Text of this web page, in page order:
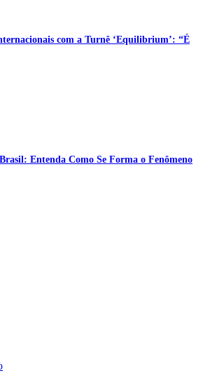
com a Turnê ‘Equilibrium’: “É
Entenda Como Se Forma o Fenômeno